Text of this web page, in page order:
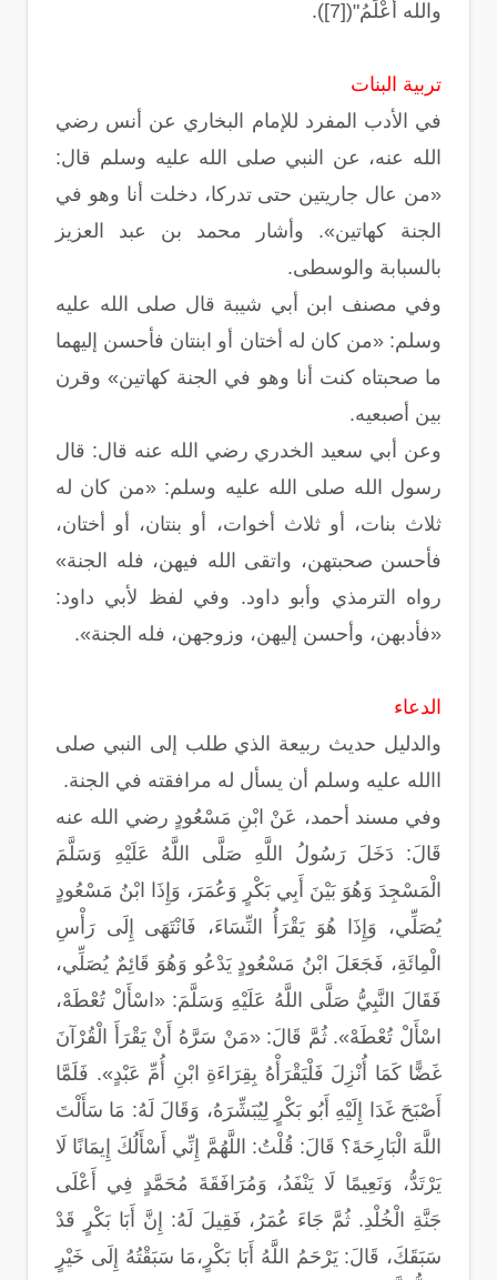
والله أعْلَمُ"([7]).
تربية البنات
في الأدب المفرد للإمام البخاري عن أنس رضي
الله عنه، عن النبي صلى الله عليه وسلم قال:
«من عال جاريتين حتى تدركا، دخلت أنا وهو في
الجنة كهاتين». وأشار محمد بن عبد العزيز
بالسبابة والوسطى.
وفي مصنف ابن أبي شيبة قال صلى الله عليه
وسلم: «من كان له أختان أو ابنتان فأحسن إليهما
ما صحبتاه كنت أنا وهو في الجنة كهاتين» وقرن
بين أصبعيه.
وعن أبي سعيد الخدري رضي الله عنه قال: قال
رسول الله صلى الله عليه وسلم: «من كان له
ثلاث بنات، أو ثلاث أخوات، أو بنتان، أو أختان،
فأحسن صحبتهن، واتقى الله فيهن، فله الجنة»
رواه الترمذي وأبو داود. وفي لفظ لأبي داود:
«فأدبهن، وأحسن إليهن، وزوجهن، فله الجنة».
الدعاء
والدليل حديث ربيعة الذي طلب إلى النبي صلى
االله عليه وسلم أن يسأل له مرافقته في الجنة.
وفي مسند أحمد، عَنْ ابْنِ مَسْعُودٍ رضي الله عنه
قَالَ: دَخَلَ رَسُولُ اللَّهِ صَلَّى اللَّهُ عَلَيْهِ وَسَلَّمَ
الْمَسْجِدَ وَهُوَ بَيْنَ أَبِي بَكْرٍ وَعُمَرَ، وَإِذَا ابْنُ مَسْعُودٍ
يُصَلِّي، وَإِذَا هُوَ يَقْرَأُ النِّسَاءَ، فَانْتَهَى إِلَى رَأْسِ
الْمِائَةِ، فَجَعَلَ ابْنُ مَسْعُودٍ يَدْعُو وَهُوَ قَائِمٌ يُصَلِّي،
فَقَالَ النَّبِيُّ صَلَّى اللَّهُ عَلَيْهِ وَسَلَّمَ: «اسْأَلْ تُعْطَهْ،
اسْأَلْ تُعْطَهْ». ثُمَّ قَالَ: «مَنْ سَرَّهُ أَنْ يَقْرَأَ الْقُرْآنَ
غَضًّا كَمَا أُنْزِلَ فَلْيَقْرَأْهُ بِقِرَاءَةِ ابْنِ أُمِّ عَبْدٍ». فَلَمَّا
أَصْبَحَ غَدَا إِلَيْهِ أَبُو بَكْرٍ لِيُبَشِّرَهُ، وَقَالَ لَهُ: مَا سَأَلْتَ
اللَّهَ الْبَارِحَةَ؟ قَالَ: قُلْتُ: اللَّهُمَّ إِنِّي أَسْأَلُكَ إِيمَانًا لَا
يَرْتَدُّ، وَنَعِيمًا لَا يَنْفَدُ، وَمُرَافَقَةَ مُحَمَّدٍ فِي أَعْلَى
جَنَّةِ الْخُلْدِ. ثُمَّ جَاءَ عُمَرُ، فَقِيلَ لَهُ: إِنَّ أَبَا بَكْرٍ قَدْ
سَبَقَكَ، قَالَ: يَرْحَمُ اللَّهُ أَبَا بَكْرٍ،مَا سَبَقْتُهُ إِلَى خَيْرٍ